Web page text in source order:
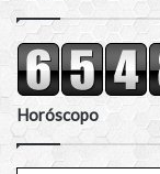
Horóscopo